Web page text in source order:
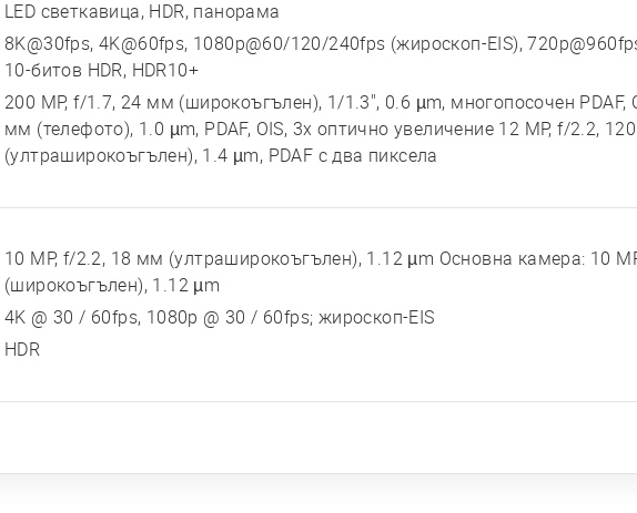
LED светкавица, HDR, панорама
8K@30fps, 4K@60fps, 1080p@60/120/240fps (жироскоп-EIS),
10-битов HDR, HDR10+
200 MP, f/1.7, 24 мм (широкоъгълен), 1/1.3", 0.6 µm, многопосочен PDAF,
мм (телефото), 1.0 µm, PDAF, OIS, 3x оптично увеличение 12 MP, f/2.2,
(ултраширокоъгълен), 1.4 µm, PDAF с два пиксела
10 MP, f/2.2, 18 мм (ултраширокоъгълен), 1.12 µm Основна камера: 10
(широкоъгълен), 1.12 µm
4K @ 30 / 60fps, 1080p @ 30 / 60fps; жироскоп-EIS
HDR